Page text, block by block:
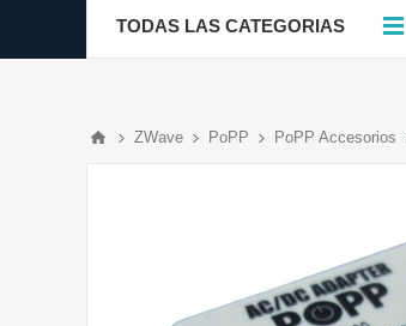
TODAS LAS CATEGORIAS
ZWave PoPP PoPP Accesorios